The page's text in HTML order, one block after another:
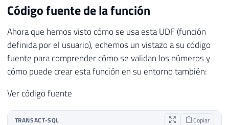
Código fuente de la función
Ahora que hemos visto cómo se usa esta UDF (función
definida por el usuario), echemos un vistazo a su código
fuente para comprender cómo se validan los números y
cómo puede crear esta función en su entorno también:
Ver código fuente
TRANSACT-SQL Copiar